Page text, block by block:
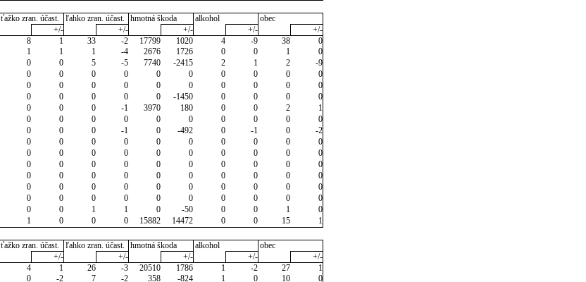
ťažko zran. účast. ľahko zran. účast. hmotná škoda alkohol
obec
+/- +/- +/- +/-
+/-
8 1 33 -2 17799 1020 4 -9 38
0
1 1 1 -4 2676 1726 0 0 1
0
0 0 5 -5 7740 -2415 2 1 2
-9
0 0 0 0 0 0 0 0 0
0
0 0 0 0 0 0 0 0 0
0
0 0 0 0 0 -1450 0 0 0
0
0 0 0 -1 3970 180 0 0 2
1
0 0 0 0 0 0 0 0 0
0
0 0 0 -1 0 -492 0 -1 0
-2
0 0 0 0 0 0 0 0 0
0
0 0 0 0 0 0 0 0 0
0
0 0 0 0 0 0 0 0 0
0
0 0 0 0 0 0 0 0 0
0
0 0 0 0 0 0 0 0 0
0
0 0 0 0 0 0 0 0 0
0
0 0 1 1 0 -50 0 0 1
0
1 0 0 0 15882 14472 0 0 15
1
ťažko zran. účast. ľahko zran. účast. hmotná škoda alkohol
obec
+/- +/- +/- +/-
+/-
4 1 26 -3 20510 1786 1 -2 27
1
0 -2 7 -2 358 -824 1 0 10
0